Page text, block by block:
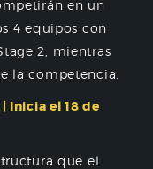
en un
4 equipos con
2, mientras
la competencia.
Inicia el 18 de
que el